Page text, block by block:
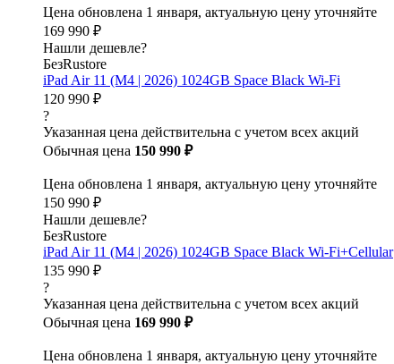
Цена обновлена 1 января, актуальную цену уточняйте
169 990 ₽
Нашли дешевле?
БезRustore
iPad Air 11 (M4 | 2026) 1024GB Space Black Wi-Fi
120 990 ₽
?
Указанная цена действительна с учетом всех акций
Обычная цена 150 990 ₽
Цена обновлена 1 января, актуальную цену уточняйте
150 990 ₽
Нашли дешевле?
БезRustore
iPad Air 11 (M4 | 2026) 1024GB Space Black Wi-Fi+Cellular
135 990 ₽
?
Указанная цена действительна с учетом всех акций
Обычная цена 169 990 ₽
Цена обновлена 1 января, актуальную цену уточняйте